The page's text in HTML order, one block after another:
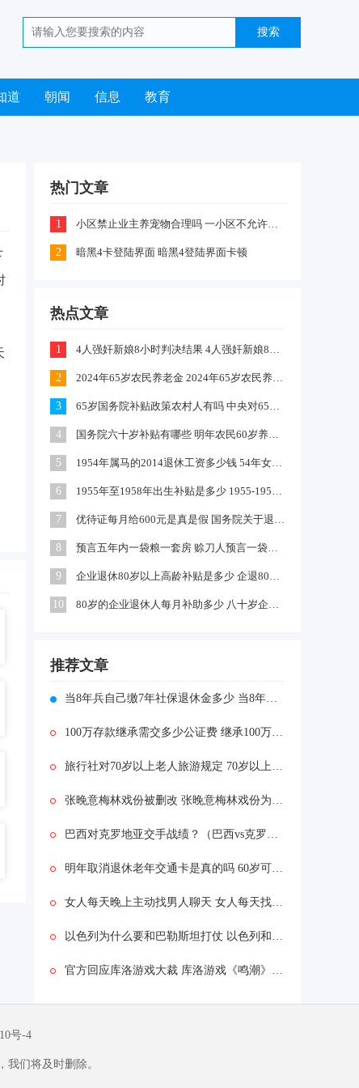
道 朝闻 信息 教育
热门文章
1 小区禁止业主养宠物合理吗 一小区不允许业主喂养猫咪和狗狗是怎么回事
2 暗黑4卡登陆界面 暗黑4登陆界面卡顿
热点文章
1 4人强奸新娘8小时判决结果 4人强奸新娘8小时案件嫌疑犯判刑什么情况
2 2024年65岁农民养老金 2024年65岁农民养老金上涨多少
3 65岁国务院补贴政策农村人有吗 中央对65岁以上老人有补贴吗
4 国务院六十岁补贴有哪些 明年农民60岁养老金每月领多少钱
5 1954年属马的2014退休工资多少钱 54年女马出生农村每年养老金多少
6 1955年至1958年出生补贴是多少 1955-1958年出生补贴在哪领
7 优待证每月给600元是真是假 国务院关于退伍军人每月补助文件
8 预言五年内一袋粮一套房 赊刀人预言一袋面换五栋楼真的吗
9 企业退休80岁以上高龄补贴是多少 企退80岁以上有100元补贴吗
10 80岁的企业退休人每月补助多少 八十岁企退人员补发工资吗
推荐文章
当8年兵自己缴7年社保退休金多少 当8年兵一共给多少钱
100万存款继承需交多少公证费 继承100万要交多少公证费
旅行社对70岁以上老人旅游规定 70岁以上老人旅游需要什么手续
张晚意梅林戏份被删改 张晚意梅林戏份为什么被删改原因
巴西对克罗地亚交手战绩？（巴西vs克罗地亚男足比分？）
明年取消退休老年交通卡是真的吗 60岁可凭身份证免费坐公交吗
女人每天晚上主动找男人聊天 女人每天找你聊天是什么意思？
以色列为什么要和巴勒斯坦打仗 以色列和巴勒斯坦冲突的原因
官方回应库洛游戏大裁 库洛游戏《鸣潮》引热议
号-4
们将及时删除。